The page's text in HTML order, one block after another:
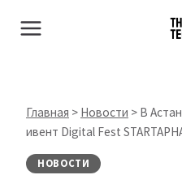
Главная > Новости > В
ивент Digital Fest
НОВОСТИ